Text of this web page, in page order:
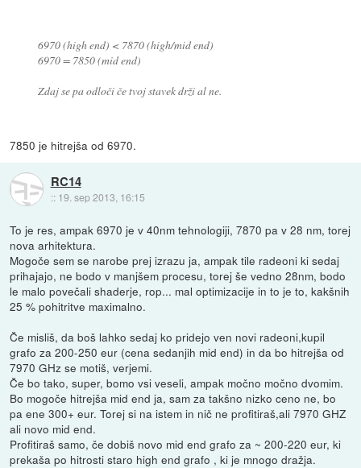
6970 (high end) < 7870 (high/mid end)
6970 = 7850 (mid end)
Zdaj se pa odloči če tvoj stavek drži al ne.
7850 je hitrejša od 6970.
RC14
:: 19. sep 2013, 16:15
To je res, ampak 6970 je v 40nm tehnologiji, 7870 pa v 28 nm, torej
nova arhitektura.
Mogoče sem se narobe prej izrazu ja, ampak tile radeoni ki sedaj
prihajajo, ne bodo v manjšem procesu, torej še vedno 28nm, bodo
le malo povečali shaderje, rop... mal optimizacije in to je to, kakšnih
25 % pohitritve maximalno.
Če misliš, da boš lahko sedaj ko pridejo ven novi radeoni,kupil
grafo za 200-250 eur (cena sedanjih mid end) in da bo hitrejša od
7970 GHz se motiš, verjemi.
Če bo tako, super, bomo vsi veseli, ampak močno močno dvomim.
Bo mogoče hitrejša mid end ja, sam za takšno nizko ceno ne, bo
pa ene 300+ eur. Torej si na istem in nič ne profitiraš,ali 7970 GHZ
ali novo mid end.
Profitiraš samo, če dobiš novo mid end grafo za ~ 200-220 eur, ki
prekaša po hitrosti staro high end grafo , ki je mnogo dražja.